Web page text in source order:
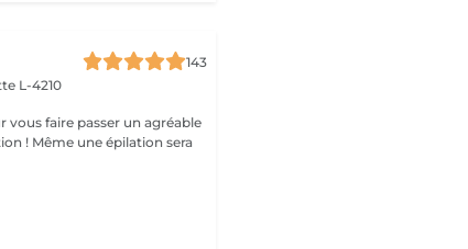
143
L-4210
vous faire passer un agréable
! Même une épilation sera